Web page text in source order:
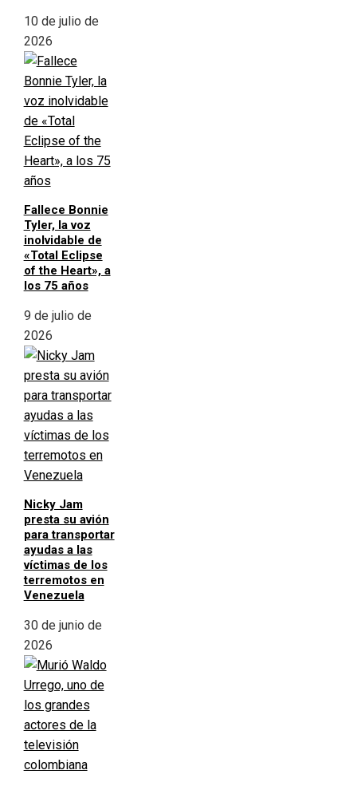
10 de julio de
2026
Fallece Bonnie
Tyler, la voz
inolvidable de
«Total Eclipse
of the Heart», a
los 75 años
9 de julio de
2026
Nicky Jam
presta su avión
para transportar
ayudas a las
víctimas de los
terremotos en
Venezuela
30 de junio de
2026